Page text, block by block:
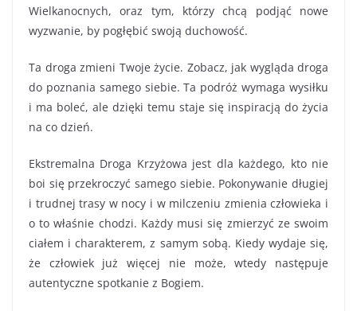
Wielkanocnych, oraz tym, którzy chcą podjąć nowe
wyzwanie, by pogłębić swoją duchowość.
Ta droga zmieni Twoje życie. Zobacz, jak wygląda droga
do poznania samego siebie. Ta podróż wymaga wysiłku
i ma boleć, ale dzięki temu staje się inspiracją do życia
na co dzień.
Ekstremalna Droga Krzyżowa jest dla każdego, kto nie
boi się przekroczyć samego siebie. Pokonywanie długiej
i trudnej trasy w nocy i w milczeniu zmienia człowieka i
o to właśnie chodzi. Każdy musi się zmierzyć ze swoim
ciałem i charakterem, z samym sobą. Kiedy wydaje się,
że człowiek już więcej nie może, wtedy następuje
autentyczne spotkanie z Bogiem.